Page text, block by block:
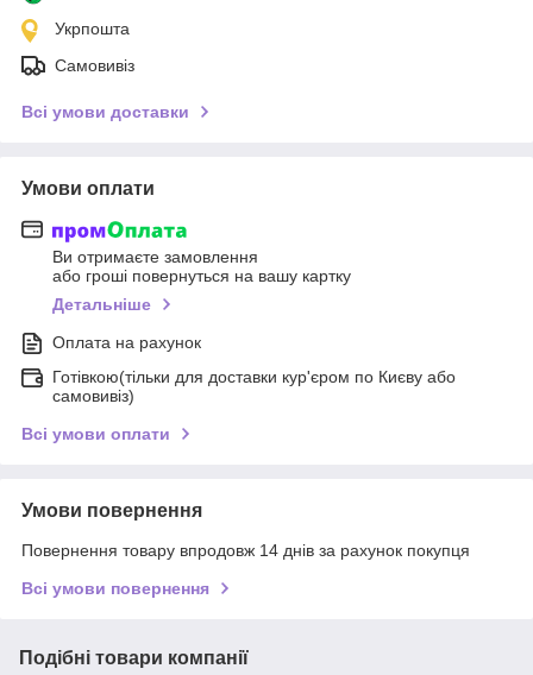
Укрпошта
Самовивіз
Всі умови доставки
Умови оплати
Ви отримаєте замовлення
або гроші повернуться на вашу картку
Детальніше
Оплата на рахунок
Готівкою(тільки для доставки кур'єром по Києву або
самовивіз)
Всі умови оплати
Умови повернення
Повернення товару впродовж 14 днів за рахунок покупця
Всі умови повернення
Подібні товари компанії